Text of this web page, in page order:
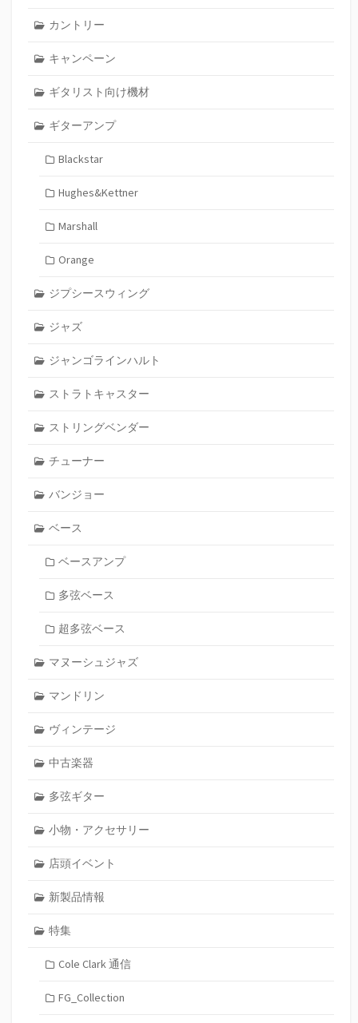
カントリー
キャンペーン
ギタリスト向け機材
ギターアンプ
Blackstar
Hughes&Kettner
Marshall
Orange
ジプシースウィング
ジャズ
ジャンゴラインハルト
ストラトキャスター
ストリングベンダー
チューナー
バンジョー
ベース
ベースアンプ
多弦ベース
超多弦ベース
マヌーシュジャズ
マンドリン
ヴィンテージ
中古楽器
多弦ギター
小物・アクセサリー
店頭イベント
新製品情報
特集
Cole Clark 通信
FG_Collection